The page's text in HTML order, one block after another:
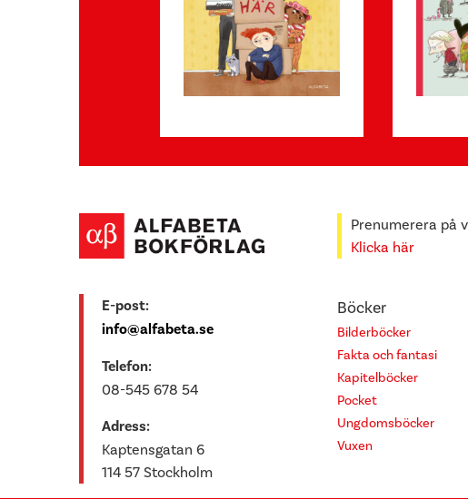
E-post:
info@alfabeta.se
Telefon:
08-545 678 54
Adress:
Kaptensgatan 6
114 57 Stockholm
Prenumerera på
Klicka här
Böcker
Bilderböcker
Fakta och fantasi
Kapitelböcker
Pocket
Ungdomsböcker
Vuxen